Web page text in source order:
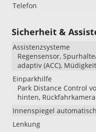
Telefon
Sicherheit &
Assistenzsysteme
Regensensor,
adaptiv (ACC),
Einparkhilfe
Park Distance Control
hinten, Rückfahrkamera
Innenspiegel
Lenkung